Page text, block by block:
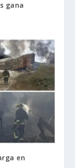
gana
en